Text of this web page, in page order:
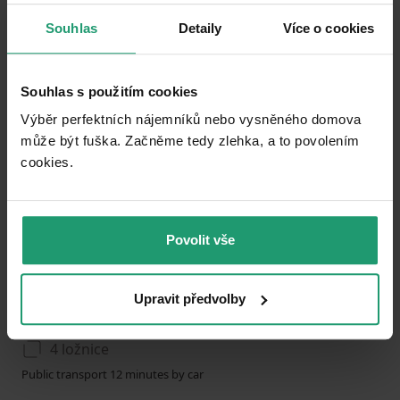
Souhlas Detaily Více o cookies
Souhlas s použitím cookies
Výběr perfektních nájemníků nebo vysněného domova
může být fuška. Začněme tedy zlehka, a to povolením
cookies.​
Povolit vše
Upravit předvolby
12 3
Add to favorites
4 ložnice
Public transport 12 minutes by car